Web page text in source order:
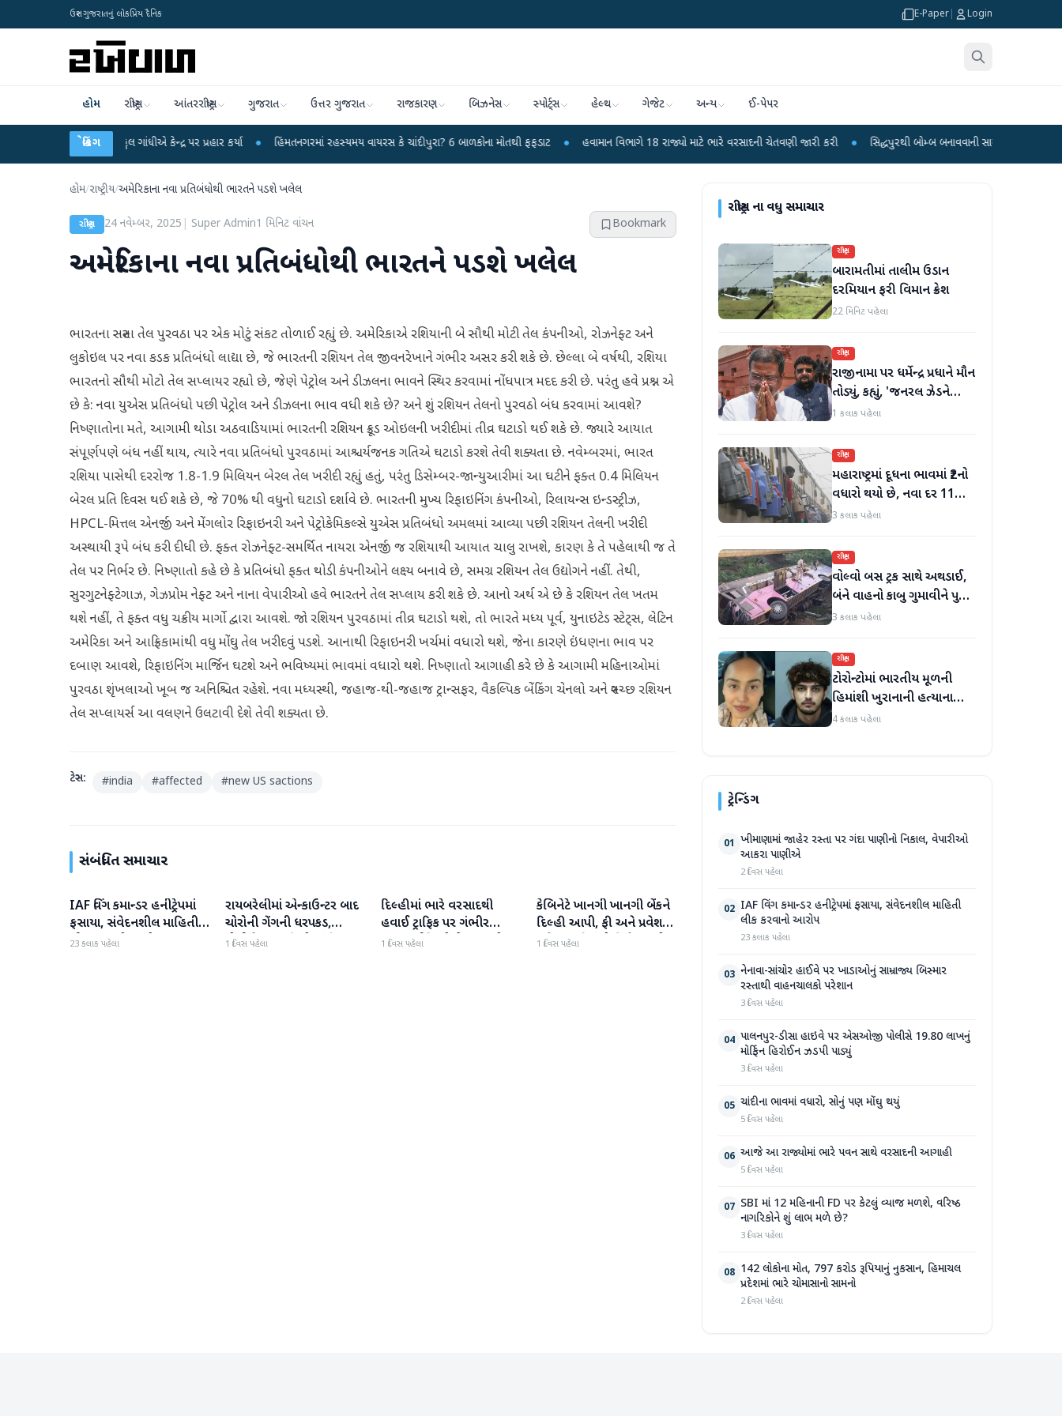
ઉત્તર ગુજરાતનું લોકપ્રિય દૈનિક E-Paper Login
હોમ રાષ્ટ્રીય આંતરરાષ્ટ્રીય ગુજરાત ઉત્તર ગુજરાત રાજકારણ બિઝનેસ સ્પોર્ટ્સ હેલ્થ ગેજેટ અન્ય ઈ-પેપર
બ્રેકિંગ
પર રાહુલ ગાંધીએ કેન્દ્ર પર પ્રહાર કર્યા ● હિંમતનગરમાં રહસ્યમય વાયરસ કે ચાંદીપુરા? 6 બાળકોના મોતથી ફફડાટ ● હવામાન વિભાગે 18 રાજ્યો માટે ભારે વરસાદની ચેતવણી જારી કરી ● સિદ્ધપુરથી બોમ્બ બનાવવાની સામગ્રી સાથે જૈશના 5 શંકાસ્પદ
હોમ/રાષ્ટ્રીય/અમેરિકાના નવા પ્રતિબંધોથી ભારતને પડશે ખલેલ
રાષ્ટ્રીય 24 નવેમ્બર, 2025 Super Admin1 મિનિટ વાંચન Bookmark
અમેરિકાના નવા પ્રતિબંધોથી ભારતને પડશે ખલેલ
ભારતના સસ્તા તેલ પુરવઠા પર એક મોટું સંકટ તોળાઈ રહ્યું છે. અમેરિકાએ રશિયાની બે સૌથી મોટી તેલ કંપનીઓ, રોઝનેફ્ટ અને
લુકોઇલ પર નવા કડક પ્રતિબંધો લાદ્યા છે, જે ભારતની રશિયન તેલ જીવનરેખાને ગંભીર અસર કરી શકે છે. છેલ્લા બે વર્ષથી, રશિયા
ભારતનો સૌથી મોટો તેલ સપ્લાયર રહ્યો છે, જેણે પેટ્રોલ અને ડીઝલના ભાવને સ્થિર કરવામાં નોંધપાત્ર મદદ કરી છે. પરંતુ હવે પ્રશ્ન એ
છે કે: નવા યુએસ પ્રતિબંધો પછી પેટ્રોલ અને ડીઝલના ભાવ વધી શકે છે? અને શું રશિયન તેલનો પુરવઠો બંધ કરવામાં આવશે?
નિષ્ણાતોના મતે, આગામી થોડા અઠવાડિયામાં ભારતની રશિયન ક્રૂડ ઓઇલની ખરીદીમાં તીવ્ર ઘટાડો થઈ શકે છે. જ્યારે આયાત
સંપૂર્ણપણે બંધ નહીં થાય, ત્યારે નવા પ્રતિબંધો પુરવઠામાં આશ્ચર્યજનક ગતિએ ઘટાડો કરશે તેવી શક્યતા છે. નવેમ્બરમાં, ભારત
રશિયા પાસેથી દરરોજ 1.8-1.9 મિલિયન બેરલ તેલ ખરીદી રહ્યું હતું, પરંતુ ડિસેમ્બર-જાન્યુઆરીમાં આ ઘટીને ફક્ત 0.4 મિલિયન
બેરલ પ્રતિ દિવસ થઈ શકે છે, જે 70% થી વધુનો ઘટાડો દર્શાવે છે. ભારતની મુખ્ય રિફાઇનિંગ કંપનીઓ, રિલાયન્સ ઇન્ડસ્ટ્રીઝ,
HPCL-મિત્તલ એનર્જી અને મેંગલોર રિફાઇનરી અને પેટ્રોકેમિકલ્સે યુએસ પ્રતિબંધો અમલમાં આવ્યા પછી રશિયન તેલની ખરીદી
અસ્થાયી રૂપે બંધ કરી દીધી છે. ફક્ત રોઝનેફ્ટ-સમર્થિત નાયરા એનર્જી જ રશિયાથી આયાત ચાલુ રાખશે, કારણ કે તે પહેલાથી જ તે
તેલ પર નિર્ભર છે. નિષ્ણાતો કહે છે કે પ્રતિબંધો ફક્ત થોડી કંપનીઓને લક્ષ્ય બનાવે છે, સમગ્ર રશિયન તેલ ઉદ્યોગને નહીં. તેથી,
સુરગુટનેફ્ટેગાઝ, ગેઝપ્રોમ નેફ્ટ અને નાના વેપારીઓ હવે ભારતને તેલ સપ્લાય કરી શકે છે. આનો અર્થ એ છે કે રશિયન તેલ ખતમ
થશે નહીં, તે ફક્ત વધુ ચક્રીય માર્ગો દ્વારા આવશે. જો રશિયન પુરવઠામાં તીવ્ર ઘટાડો થશે, તો ભારતે મધ્ય પૂર્વ, યુનાઇટેડ સ્ટેટ્સ, લેટિન
અમેરિકા અને આફ્રિકામાંથી વધુ મોંઘુ તેલ ખરીદવું પડશે. આનાથી રિફાઇનરી ખર્ચમાં વધારો થશે, જેના કારણે ઇંધણના ભાવ પર
દબાણ આવશે, રિફાઇનિંગ માર્જિન ઘટશે અને ભવિષ્યમાં ભાવમાં વધારો થશે. નિષ્ણાતો આગાહી કરે છે કે આગામી મહિનાઓમાં
પુરવઠા શૃંખલાઓ ખૂબ જ અનિશ્ચિત રહેશે. નવા મધ્યસ્થી, જહાજ-થી-જહાજ ટ્રાન્સફર, વૈકલ્પિક બેંકિંગ ચેનલો અને સ્વચ્છ રશિયન
તેલ સપ્લાયર્સ આ વલણને ઉલટાવી દેશે તેવી શક્યતા છે.
ટેગ્સ: #india #affected #new US sactions
સંબંધિત સમાચાર
રાષ્ટ્રીય
IAF વિંગ કમાન્ડર હનીટ્રેપમાં
ફસાયા, સંવેદનશીલ માહિતી
લીક કરવાનો આરોપ
23 કલાક પહેલા
રાષ્ટ્રીય
રાયબરેલીમાં એન્કાઉન્ટર બાદ
ચોરોની ગેંગની ધરપકડ,
પોલીસે 12.4 કિલો ચાંદીના
1 દિવસ પહેલા
રાષ્ટ્રીય
દિલ્હીમાં ભારે વરસાદથી
હવાઈ ટ્રાફિક પર ગંભીર
અસર; ઈન્ડિગોએ મુસાફરો
1 દિવસ પહેલા
રાષ્ટ્રીય
કેબિનેટે ખાનગી ખાનગી બેંકને
દિલ્હી આપી, ફી અને પ્રવેશ
માટે નવા નિયમો વિશે જાણો
1 દિવસ પહેલા
રાષ્ટ્રીયના વધુ સમાચાર
રાષ્ટ્રીય
બારામતીમાં તાલીમ ઉડાન
દરમિયાન ફરી વિમાન ક્રેશ
22 મિનિટ પહેલા
રાષ્ટ્રીય
રાજીનામા પર ધર્મેન્દ્ર પ્રધાને મૌન
તોડ્યું, કહ્યું, 'જનરલ ઝેડને
ગેરમાર્ગે દોરવાનો પ્રયાસ
મહત્વનું નથી'
1 કલાક પહેલા
રાષ્ટ્રીય
મહારાષ્ટ્રમાં દૂધના ભાવમાં ₹2નો
વધારો થયો છે, નવા દર 11
ઓગસ્ટથી અમલમાં
3 કલાક પહેલા
રાષ્ટ્રીય
વોલ્વો બસ ટ્રક સાથે અથડાઈ,
બંને વાહનો કાબુ ગુમાવીને પુલ
પરથી પડી ગયા, 40 મુસાફરો
3 કલાક પહેલા
રાષ્ટ્રીય
ટોરોન્ટોમાં ભારતીય મૂળની
હિમાંશી ખુરાનાની હત્યાના
આરોપીને સાત મહિનાથી ફરાર
4 કલાક પહેલા
ટ્રેન્ડિંગ
01 ખીમાણામાં જાહેર રસ્તા પર ગંદા પાણીનો નિકાલ, વેપારીઓ
આકરા પાણીએ
2 દિવસ પહેલા
02 IAF વિંગ કમાન્ડર હનીટ્રેપમાં ફસાયા, સંવેદનશીલ માહિતી
લીક કરવાનો આરોપ
23 કલાક પહેલા
03 નેનાવા-સાંચોર હાઈવે પર ખાડાઓનું સામ્રાજ્ય બિસ્માર
રસ્તાથી વાહનચાલકો પરેશાન
3 દિવસ પહેલા
04 પાલનપુર-ડીસા હાઇવે પર એસઓજી પોલીસે 19.80 લાખનું
મોર્ફિન હિરોઈન ઝડપી પાડ્યું
3 દિવસ પહેલા
05 ચાંદીના ભાવમાં વધારો, સોનું પણ મોંઘુ થયું
5 દિવસ પહેલા
06 આજે આ રાજ્યોમાં ભારે પવન સાથે વરસાદની આગાહી
5 દિવસ પહેલા
07 SBI માં 12 મહિનાની FD પર કેટલું વ્યાજ મળશે, વરિષ્ઠ
નાગરિકોને શું લાભ મળે છે?
3 દિવસ પહેલા
08 142 લોકોના મોત, 797 કરોડ રૂપિયાનું નુકસાન, હિમાચલ
પ્રદેશમાં ભારે ચોમાસાનો સામનો
2 દિવસ પહેલા